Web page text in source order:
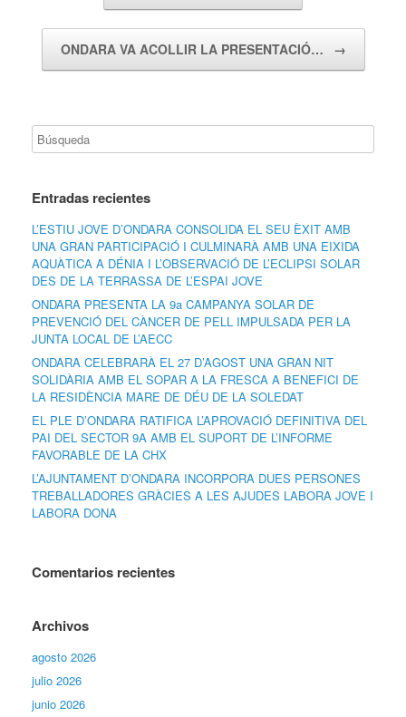
ONDARA VA ACOLLIR LA PRESENTACIÓ… →
Entradas recientes
L’ESTIU JOVE D’ONDARA CONSOLIDA EL SEU ÈXIT AMB
UNA GRAN PARTICIPACIÓ I CULMINARÀ AMB UNA EIXIDA
AQUÀTICA A DÉNIA I L’OBSERVACIÓ DE L’ECLIPSI SOLAR
DES DE LA TERRASSA DE L’ESPAI JOVE
ONDARA PRESENTA LA 9a CAMPANYA SOLAR DE
PREVENCIÓ DEL CÀNCER DE PELL IMPULSADA PER LA
JUNTA LOCAL DE L’AECC
ONDARA CELEBRARÀ EL 27 D’AGOST UNA GRAN NIT
SOLIDÀRIA AMB EL SOPAR A LA FRESCA A BENEFICI DE
LA RESIDÈNCIA MARE DE DÉU DE LA SOLEDAT
EL PLE D’ONDARA RATIFICA L’APROVACIÓ DEFINITIVA DEL
PAI DEL SECTOR 9A AMB EL SUPORT DE L’INFORME
FAVORABLE DE LA CHX
L’AJUNTAMENT D’ONDARA INCORPORA DUES PERSONES
TREBALLADORES GRÀCIES A LES AJUDES LABORA JOVE I
LABORA DONA
Comentarios recientes
Archivos
agosto 2026
julio 2026
junio 2026